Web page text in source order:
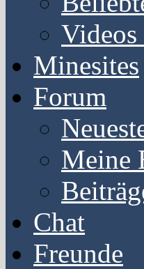
Videos
Minesites
Forum
Meine
Chat
Freunde